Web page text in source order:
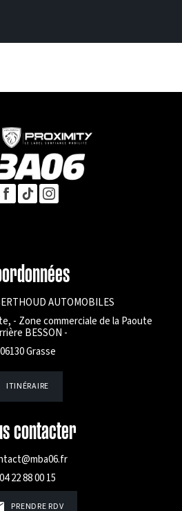
AUTOMOBILES
- Zone commerciale de la Paoute
BESSON -
06130 Grasse
ITINÉRAIRE
contacter
04 22 88 00 15
PRENDRE RDV